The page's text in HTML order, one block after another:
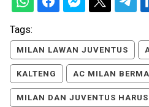
Tags:
MILAN LAWAN JUVENTUS
KALTENG AC MILAN
MILAN DAN JUVENTUS